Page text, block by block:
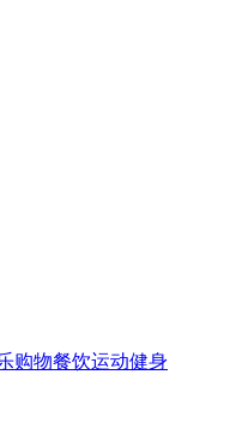
购物餐饮运动健身